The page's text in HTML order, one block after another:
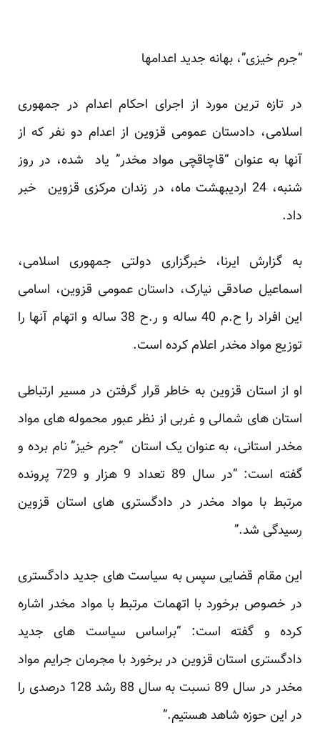
“جرم خیزی”، بهانه جدید اعدامها
در تازه ترین مورد از اجرای احکام اعدام در جمهوری
اسلامی، دادستان عمومی قزوین از اعدام دو نفر که از
آنها به عنوان “قاچاقچی مواد مخدر” یاد شده، در روز
شنبه، 24 اردیبهشت ماه، در زندان مرکزی قزوین
خبر
داد.
به گزارش ایرنا، خبرگزاری دولتی جمهوری اسلامی،
اسماعیل صادقی نیارک، داستان عمومی قزوین، اسامی
این افراد را ح.م 40 ساله و ر.ح 38 ساله و اتهام آنها را
توزیع مواد مخدر اعلام کرده است.
او از استان قزوین به خاطر قرار گرفتن در مسیر ارتباطی
استان های شمالی و غربی از نظر عبور محموله های مواد
مخدر استانی، به عنوان یک استان “جرم خیز” نام برده و
گفته است: “در سال 89 تعداد 9 هزار و 729 پرونده
مرتبط با مواد مخدر در دادگستری های استان قزوین
رسیدگی شد.”
این مقام قضایی سپس به سیاست های جدید دادگستری
در خصوص برخورد با اتهمات مرتبط با مواد مخدر اشاره
کرده و گفته است: “براساس سیاست های جدید
دادگستری استان قزوین در برخورد با مجرمان جرایم مواد
مخدر در سال 89 نسبت به سال 88 رشد 128 درصدی را
در این حوزه شاهد هستیم.”